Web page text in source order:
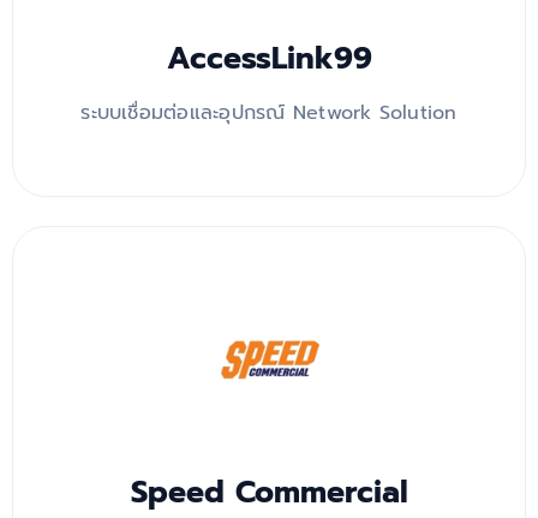
AccessLink99
ระบบเชื่อมต่อและอุปกรณ์ Network Solution
Speed Commercial